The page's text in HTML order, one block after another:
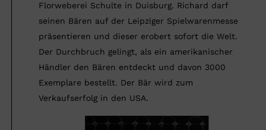
Florweberei Schulte in Duisburg. Richard darf
seinen Bären auf der Leipziger Spielwarenmesse
präsentieren und dieser erobert sofort die Welt.
Der Durchbruch gelingt, als ein amerikanischer
Händler den Bären entdeckt und davon 3000
Exemplare bestellt. Der Bär wird zum
Verkaufserfolg in den USA.